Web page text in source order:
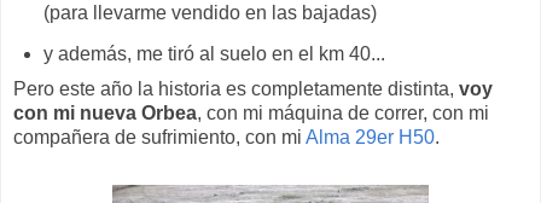
(para llevarme vendido en las bajadas)
y además, me tiró al suelo en el km 40...
Pero este año la historia es completamente distinta, voy
con mi nueva Orbea, con mi máquina de correr, con mi
compañera de sufrimiento, con mi Alma 29er H50.